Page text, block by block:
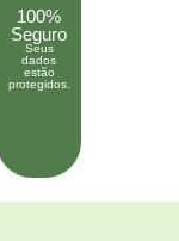
100%
Seguro
Seus
dados
estão
protegidos.